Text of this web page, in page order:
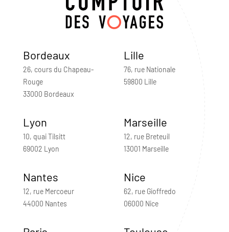
Bordeaux
26, cours du Chapeau-
Rouge
33000 Bordeaux
Lille
76, rue Nationale
59800 Lille
Lyon
10, quai Tilsitt
69002 Lyon
Marseille
12, rue Breteuil
13001 Marseille
Nantes
12, rue Mercoeur
44000 Nantes
Nice
62, rue Gioffredo
06000 Nice